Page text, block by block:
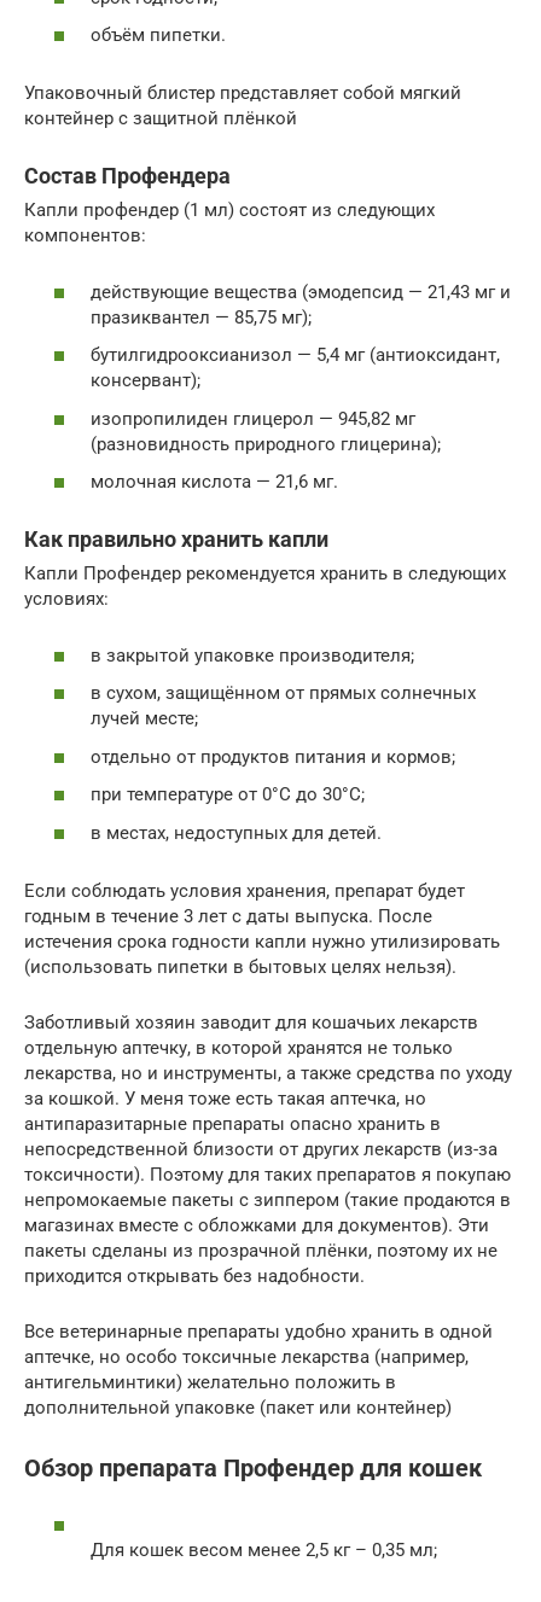
объём пипетки.
Упаковочный блистер представляет собой мягкий
контейнер с защитной плёнкой
Состав Профендера
Капли профендер (1 мл) состоят из следующих
компонентов:
действующие вещества (эмодепсид — 21,43 мг и
празиквантел — 85,75 мг);
бутилгидрооксианизол — 5,4 мг (антиоксидант,
консервант);
изопропилиден глицерол — 945,82 мг
(разновидность природного глицерина);
молочная кислота — 21,6 мг.
Как правильно хранить капли
Капли Профендер рекомендуется хранить в следующих
условиях:
в закрытой упаковке производителя;
в сухом, защищённом от прямых солнечных
лучей месте;
отдельно от продуктов питания и кормов;
при температуре от 0°C до 30°C;
в местах, недоступных для детей.
Если соблюдать условия хранения, препарат будет
годным в течение 3 лет с даты выпуска. После
истечения срока годности капли нужно утилизировать
(использовать пипетки в бытовых целях нельзя).
Заботливый хозяин заводит для кошачьих лекарств
отдельную аптечку, в которой хранятся не только
лекарства, но и инструменты, а также средства по уходу
за кошкой. У меня тоже есть такая аптечка, но
антипаразитарные препараты опасно хранить в
непосредственной близости от других лекарств (из-за
токсичности). Поэтому для таких препаратов я покупаю
непромокаемые пакеты с зиппером (такие продаются в
магазинах вместе с обложками для документов). Эти
пакеты сделаны из прозрачной плёнки, поэтому их не
приходится открывать без надобности.
Все ветеринарные препараты удобно хранить в одной
аптечке, но особо токсичные лекарства (например,
антигельминтики) желательно положить в
дополнительной упаковке (пакет или контейнер)
Обзор препарата Профендер для кошек
Для кошек весом менее 2,5 кг – 0,35 мл;